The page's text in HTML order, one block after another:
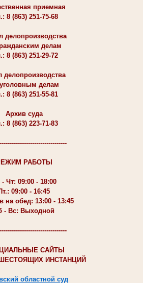
приемная
8 (863) 251-75-68
делопроизводства
делам
8 (863) 251-29-72
делопроизводства
делам
8 (863) 251-55-81
Архив суда
8 (863) 223-71-83
РАБОТЫ
- Чт: 09:00 - 18:00
09:00 - 16:45
на обед: 13:00 - 13:45
- Вс: Выходной
САЙТЫ
ИНСТАНЦИЙ
областной суд